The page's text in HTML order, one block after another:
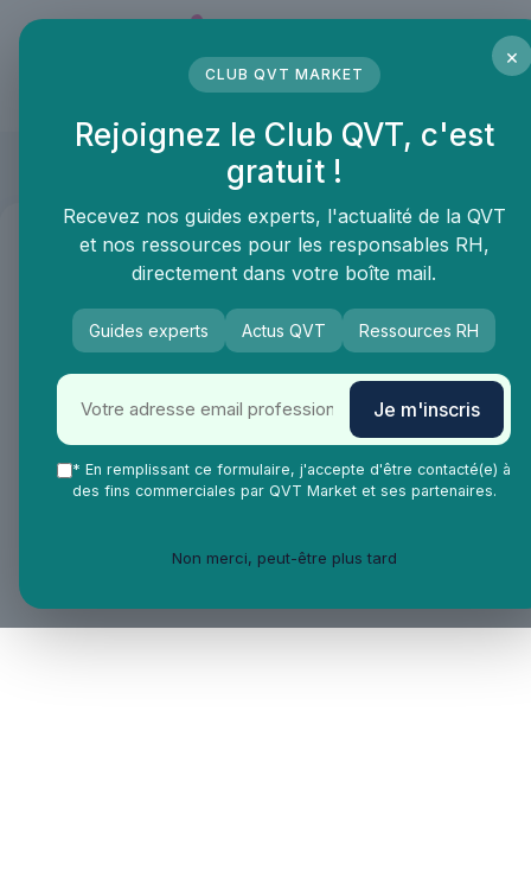
Top Life
Retour à la liste des produits
Catégories
×
CLUB QVT MARKET
Rejoignez le Club QVT, c'est
gratuit !
Recevez nos guides experts, l'actualité de la QVT
et nos ressources pour les responsables RH,
directement dans votre boîte mail.
Guides experts Actus QVT Ressources RH
Je m'inscris
* En remplissant ce formulaire, j'accepte d'être contacté(e) à
des fins commerciales par QVT Market et ses partenaires.
Non merci, peut-être plus tard
Panneau de gestion des cookies